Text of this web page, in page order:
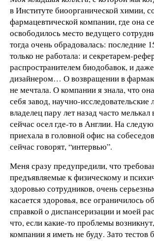
в Институте биоорганической химии,
фармацевтической компании, где она
освободилось место ведущего
тогда очень обрадовалась: последние
только не работала: и секретарем-
распространителем биодобавок, и
дизайнером… О возвращении в
не мечтала. О компании я знала, что
себя завод, научно-исследовательские
владелец пару лет назад часто мелькал
сейчас осел где-то в Англии. На
приехала в головной офис на
сейчас говорят, “интервью”.
Меня сразу предупредили, что
предъявляемые к физическому и
здоровью сотрудников, очень
касается здоровья, все ограничилось
справкой о диспансеризации и моей
что, если какие-то проблемы
компании я иметь не буду. Зато тестов